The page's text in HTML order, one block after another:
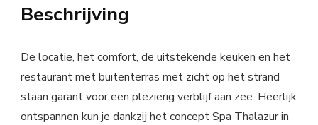
Beschrijving
De locatie, het comfort, de uitstekende keuken en het
restaurant met buitenterras met zicht op het strand
staan garant voor een plezierig verblijf aan zee. Heerlijk
ontspannen kun je dankzij het concept Spa Thalazur in